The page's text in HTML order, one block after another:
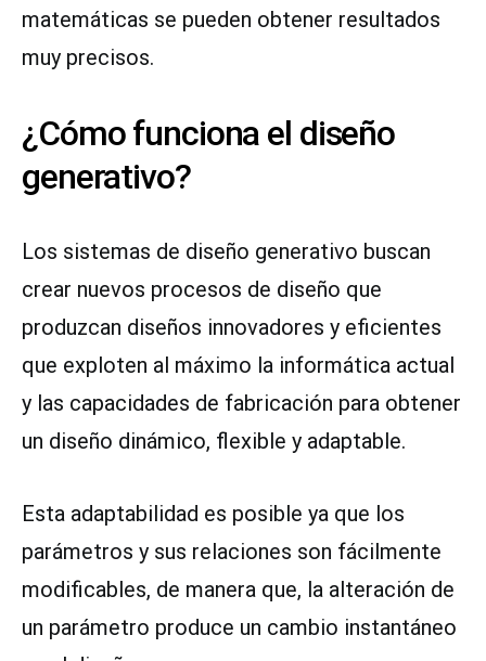
matemáticas se pueden obtener resultados
muy precisos.
¿Cómo funciona el diseño
generativo?
Los sistemas de diseño generativo buscan
crear nuevos procesos de diseño que
produzcan diseños innovadores y eficientes
que exploten al máximo la informática actual
y las capacidades de fabricación para obtener
un diseño dinámico, flexible y adaptable.
Esta adaptabilidad es posible ya que los
parámetros y sus relaciones son fácilmente
modificables, de manera que, la alteración de
un parámetro produce un cambio instantáneo